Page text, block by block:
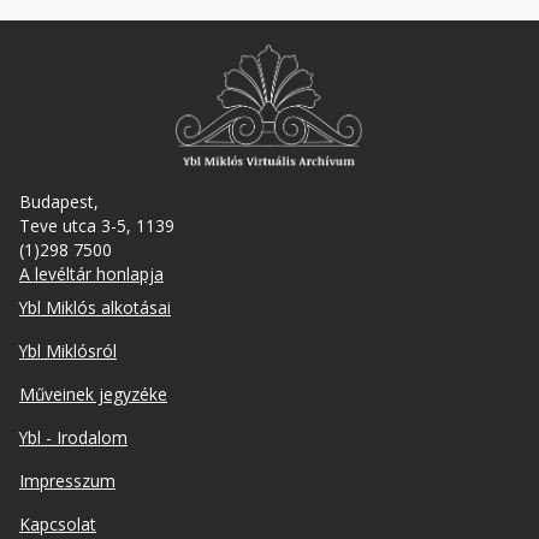
Budapest,
Teve utca 3-5, 1139
(1)298 7500
A levéltár honlapja
Footer
Ybl Miklós alkotásai
Ybl Miklósról
Műveinek jegyzéke
Ybl - Irodalom
Lábléc
másodlagos
Impresszum
Kapcsolat